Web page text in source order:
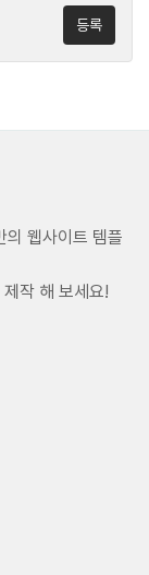
등록
웹사이트 템플
작 해 보세요!